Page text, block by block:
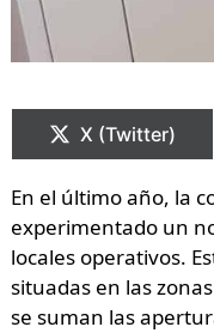
en
X (Twitter)
En el último año, la
experimentado un
locales operativos.
situadas en las
se suman las
en